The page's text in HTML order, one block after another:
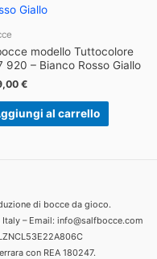
modello Tuttocolore
920 – Bianco Rosso Giallo
€
al carrello
di bocce da gioco.
– Email: info@salfbocce.com
con REA 180247.